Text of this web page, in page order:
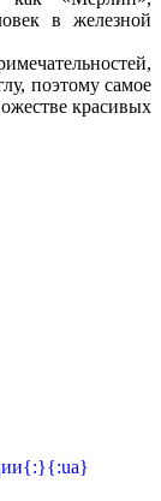
в железной
поэтому самое
красивых